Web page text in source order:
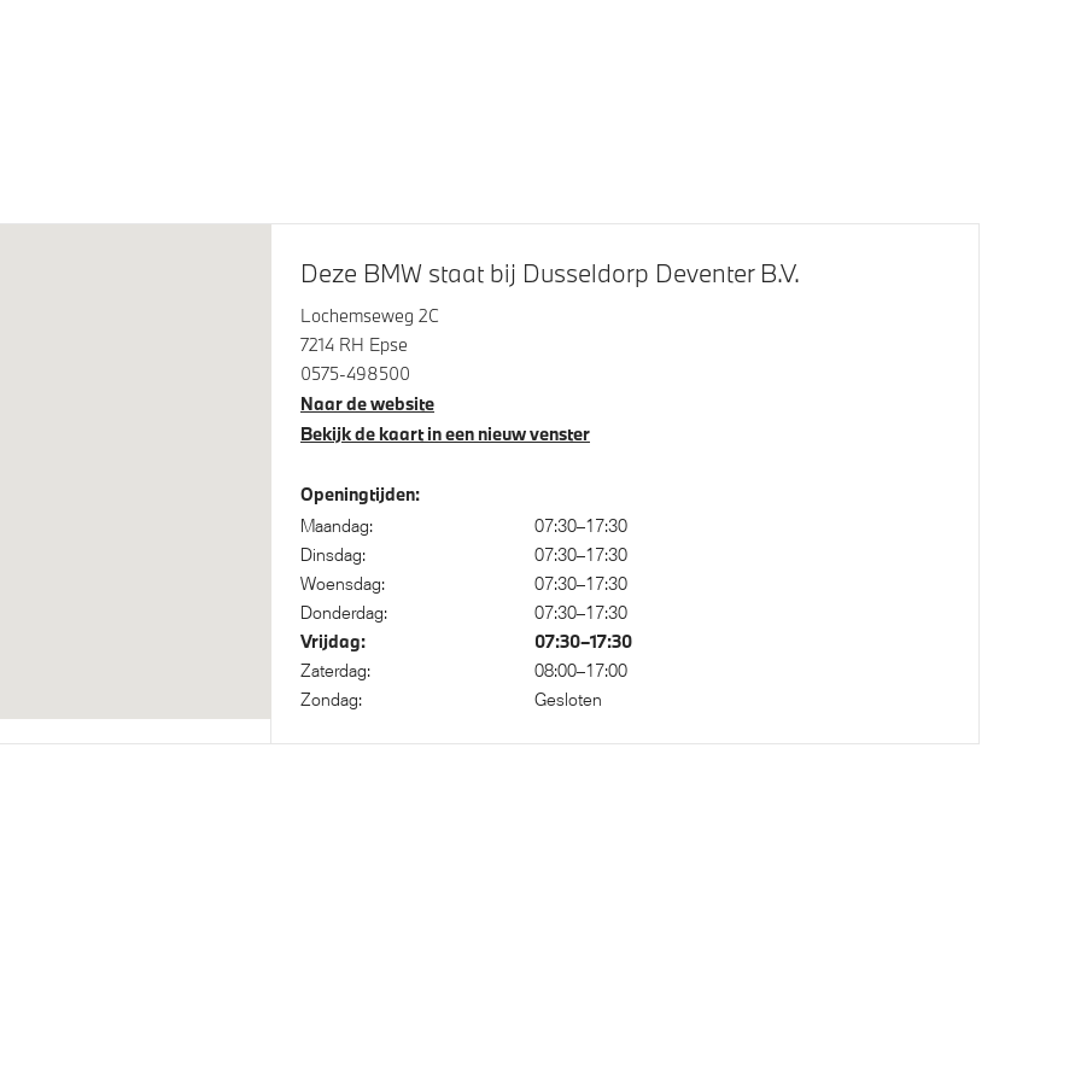
Deze BMW staat bij Dusseldorp Deventer B.V.
Lochemseweg 2C
7214 RH Epse
0575-498500
Naar de website
Bekijk de kaart in een nieuw venster
Openingtijden:
Maandag:
07:30–17:30
Dinsdag:
07:30–17:30
Woensdag:
07:30–17:30
Donderdag:
07:30–17:30
Vrijdag: 07:30–17:30
Zaterdag:
08:00–17:00
Zondag:
Gesloten